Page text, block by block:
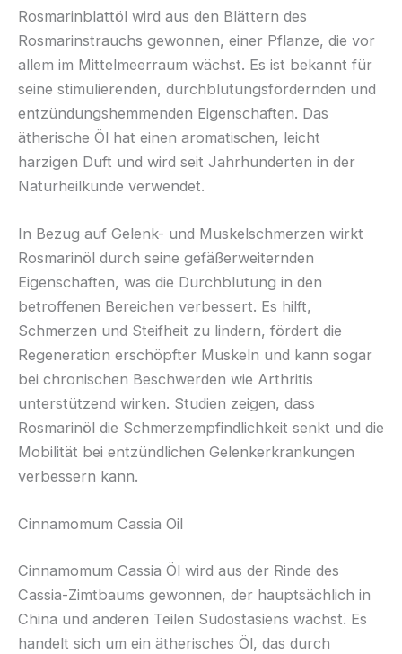
Rosmarinblattöl wird aus den Blättern des
Rosmarinstrauchs gewonnen, einer Pflanze, die vor
allem im Mittelmeerraum wächst. Es ist bekannt für
seine stimulierenden, durchblutungsfördernden und
entzündungshemmenden Eigenschaften. Das
ätherische Öl hat einen aromatischen, leicht
harzigen Duft und wird seit Jahrhunderten in der
Naturheilkunde verwendet.
In Bezug auf Gelenk- und Muskelschmerzen wirkt
Rosmarinöl durch seine gefäßerweiternden
Eigenschaften, was die Durchblutung in den
betroffenen Bereichen verbessert. Es hilft,
Schmerzen und Steifheit zu lindern, fördert die
Regeneration erschöpfter Muskeln und kann sogar
bei chronischen Beschwerden wie Arthritis
unterstützend wirken. Studien zeigen, dass
Rosmarinöl die Schmerzempfindlichkeit senkt und die
Mobilität bei entzündlichen Gelenkerkrankungen
verbessern kann.
Cinnamomum Cassia Oil
Cinnamomum Cassia Öl wird aus der Rinde des
Cassia-Zimtbaums gewonnen, der hauptsächlich in
China und anderen Teilen Südostasiens wächst. Es
handelt sich um ein ätherisches Öl, das durch